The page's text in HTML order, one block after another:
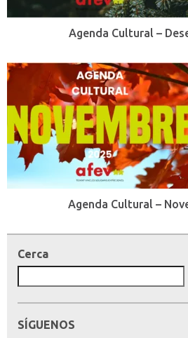
Agenda Cultural –
Agenda Cultural –
Cerca
SÍGUENOS